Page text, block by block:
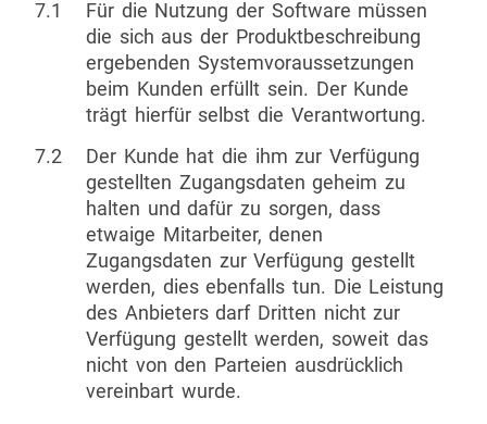
7.1
Für die Nutzung der Software müssen
die sich aus der Produktbeschreibung
ergebenden Systemvoraussetzungen
beim Kunden erfüllt sein. Der Kunde
trägt hierfür selbst die Verantwortung.
7.2
Der Kunde hat die ihm zur Verfügung
gestellten Zugangsdaten geheim zu
halten und dafür zu sorgen, dass
etwaige Mitarbeiter, denen
Zugangsdaten zur Verfügung gestellt
werden, dies ebenfalls tun. Die Leistung
des Anbieters darf Dritten nicht zur
Verfügung gestellt werden, soweit das
nicht von den Parteien ausdrücklich
vereinbart wurde.